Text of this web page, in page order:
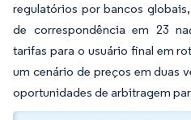
regulatórios por bancos
de correspondência em 23
tarifas para o usuário final em
um cenário de preços em duas
oportunidades de arbitragem